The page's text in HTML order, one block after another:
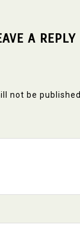
A REPLY
not be published.